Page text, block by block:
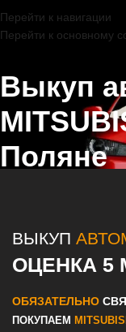
Перейти к навигации
Перейти к основному
Выкуп
Поляне
ВЫКУП
ОЦЕНКА 5
ОБЯЗАТЕЛЬНО
ПОКУПАЕМ